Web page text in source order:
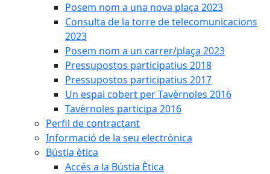
Posem nom a una nova plaça 2023
Consulta de la torre de telecomunicacions
2023
Posem nom a un carrer/plaça 2023
Pressupostos participatius 2018
Pressupostos participatius 2017
Un espai cobert per Tavèrnoles 2016
Tavèrnoles participa 2016
Perfil de contractant
Informació de la seu electrònica
Bústia ètica
Accés a la Bústia Ètica